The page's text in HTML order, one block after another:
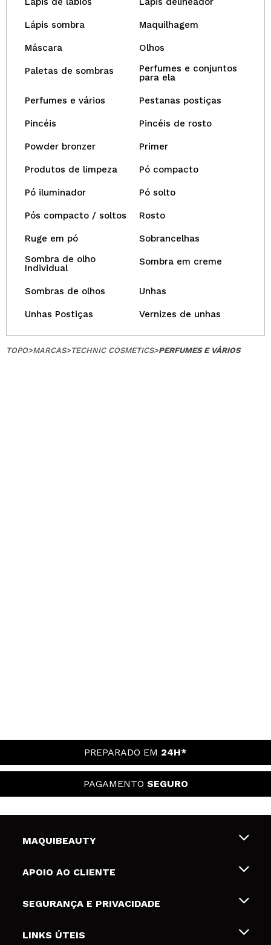
Lápis sombra Maquilhagem
Máscara Olhos
Paletas de sombras
Perfumes e conjuntos
para ela
Perfumes e vários Pestanas postiças
Pincéis Pincéis de rosto
Powder bronzer Primer
Produtos de limpeza Pó compacto
Pó iluminador Pó solto
Pós compacto / soltos Rosto
Ruge em pó
Sobrancelhas
Sombra de olho
Individual
Sombra em creme
Sombras de olhos Unhas
Unhas Postiças Vernizes de unhas
TOPO>MARCAS>TECHNIC COSMETICS>PERFUMES E VÁRIOS
PREPARADO EM 24H*
PAGAMENTO SEGURO
MAQUIBEAUTY
Sobre nós
Gift Cards
APOIO AO CLIENTE
Envios e Devoluções
Formas de pagamento
SEGURANÇA E PRIVACIDADE
Termos e Privacidade
LINKS ÚTEIS